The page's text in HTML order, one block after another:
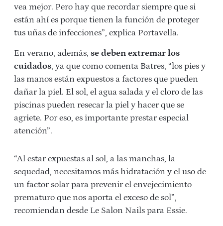
vea mejor. Pero hay que recordar siempre que si
están ahí es porque tienen la función de proteger
tus uñas de infecciones”, explica Portavella.
En verano, además, se deben extremar los
cuidados, ya que como comenta Batres, “los pies y
las manos están expuestos a factores que pueden
dañar la piel. El sol, el agua salada y el cloro de las
piscinas pueden resecar la piel y hacer que se
agriete. Por eso, es importante prestar especial
atención”.
“Al estar expuestas al sol, a las manchas, la
sequedad, necesitamos más hidratación y el uso de
un factor solar para prevenir el envejecimiento
prematuro que nos aporta el exceso de sol”,
recomiendan desde Le Salon Nails para Essie.